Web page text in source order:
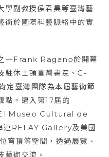
學副教授侯君昊等臺灣藝
術於國際科藝脈絡中的實
一Frank Ragano於開幕
駐休士頓臺灣書院、C-
定臺灣團隊為本屆藝術節
點。邁入第17屆的
El Museo Cultural de
RELAY Gallery及美國
穹頂等空間，透過展覽、
藝術交流。